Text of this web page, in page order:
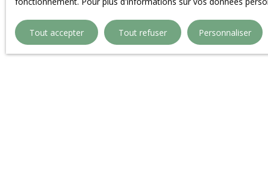
Tout accepter Tout refuser Personnaliser